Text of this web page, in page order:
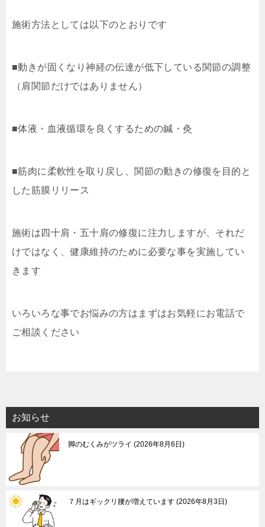
施術方法としては以下のとおりです
■動きが固くなり神経の伝達が低下している関節の調整
（肩関節だけではありません）
■体液・血液循環を良くするための鍼・灸
■筋肉に柔軟性を取り戻し、関節の動きの修復を目的と
した筋膜リリース
施術は四十肩・五十肩の修復に注力しますが、それだ
けではなく、健康維持のために必要な事を実施してい
きます
いろいろな事でお悩みの方はまずはお気軽にお電話で
ご相談ください
お知らせ
脚のむくみがツライ 2026年8月6日
７月はギックリ腰が増えています 2026年8月3日